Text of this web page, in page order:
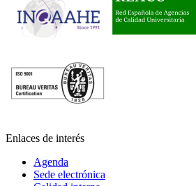
Enlaces de interés
Agenda
Sede electrónica